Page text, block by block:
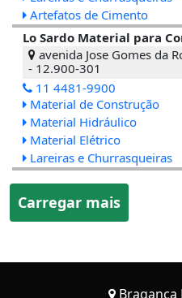
Artefatos de Cimento
Lo Sardo Material para
avenida Jose Gomes da
- 12.900-301
11 4481-9900
Material de Construção
Material Hidráulico
Material Elétrico
Lareiras e Churrasqueiras
Carregar mais
Bragança